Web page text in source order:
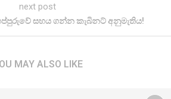
next post
සහය ගන්න කැබිනට් අනුමැතිය!
MAY ALSO LIKE